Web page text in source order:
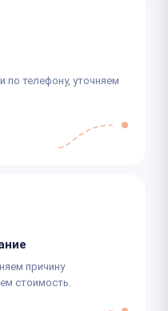
по телефону, уточняем
причину
стоимость.